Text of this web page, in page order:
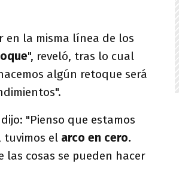
en la misma línea de los
", reveló, tras lo cual
algún retoque será
"Pienso que estamos
tuvimos el arco en cero.
las cosas se pueden hacer